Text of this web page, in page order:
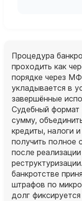
Процедура
проходить как
порядке через
укладывается в
завершённые
Судебный формат
сумму,
кредиты, налоги
получить полное
после
банкротстве
штрафов по
долг